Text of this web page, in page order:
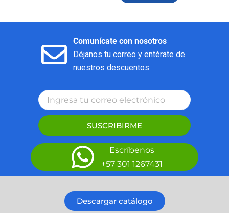
Comunícate con nosotros
Déjanos tu correo y entérate de
nuestros descuentos
SUSCRIBIRME
Escríbenos
+57 301 1267431
Descargar catálogo